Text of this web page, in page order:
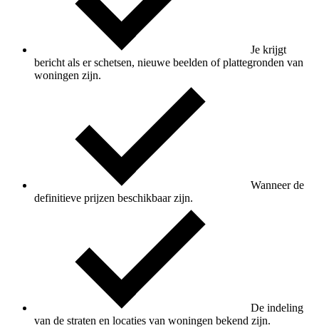
Je krijgt
bericht als er schetsen, nieuwe beelden of plattegronden van
woningen zijn.
Wanneer de
definitieve prijzen beschikbaar zijn.
De indeling
van de straten en locaties van woningen bekend zijn.